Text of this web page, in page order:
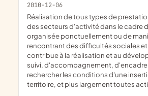
2010-12-06
réalisation de tous types de prestations de services, production, transformation, recyclage, création et fabrication dans l'ensemble
des secteurs d'activité dans le cadre
organisée ponctuellement ou de
rencontrant des difficultés sociales
contribue à la réalisation et au
suivi, d'accompagnement,
rechercher les conditions d'une
territoire, et plus largement toutes